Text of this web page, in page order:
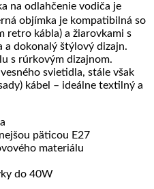
na odlahčenie vodiča je
objímka je kompatibilná so
retro kábla) a žiarovkami s
a dokonalý štýlový dizajn.
s rúrkovým dizajnom.
svietidla, stále však
kábel – ideálne textilný a
päticou E27
materiálu
do 40W